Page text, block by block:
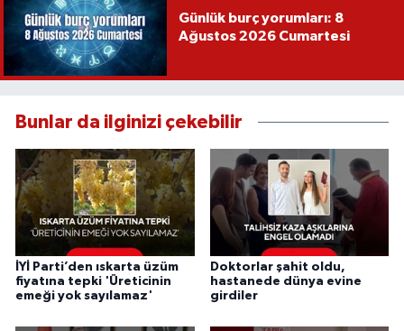
Günlük burç yorumları: 8
Ağustos 2026 Cumartesi
Bunlar da ilginizi çekebilir
İYİ Parti’den ıskarta üzüm
fiyatına tepki 'Üreticinin
emeği yok sayılamaz'
Doktorlar şahit oldu,
hastanede dünya evine
girdiler